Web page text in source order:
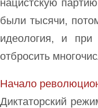
нацистскую
были тысячи,
идеология, и
отбросить
Начало
Диктаторский